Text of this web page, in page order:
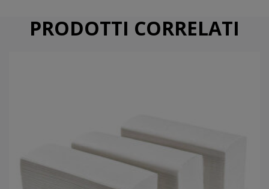
PRODOTTI CORRELATI